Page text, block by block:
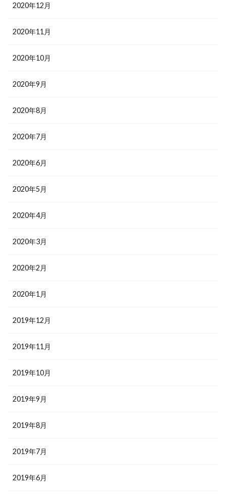
2020年12月
2020年11月
2020年10月
2020年9月
2020年8月
2020年7月
2020年6月
2020年5月
2020年4月
2020年3月
2020年2月
2020年1月
2019年12月
2019年11月
2019年10月
2019年9月
2019年8月
2019年7月
2019年6月